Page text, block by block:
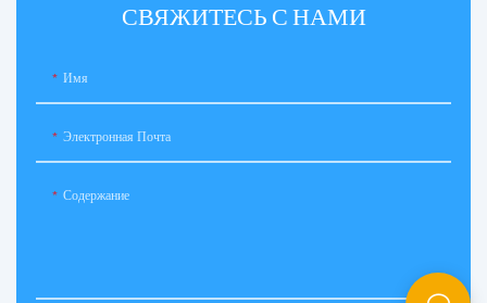
СВЯЖИТЕСЬ С НАМИ
Имя
Электронная Почта
Содержание